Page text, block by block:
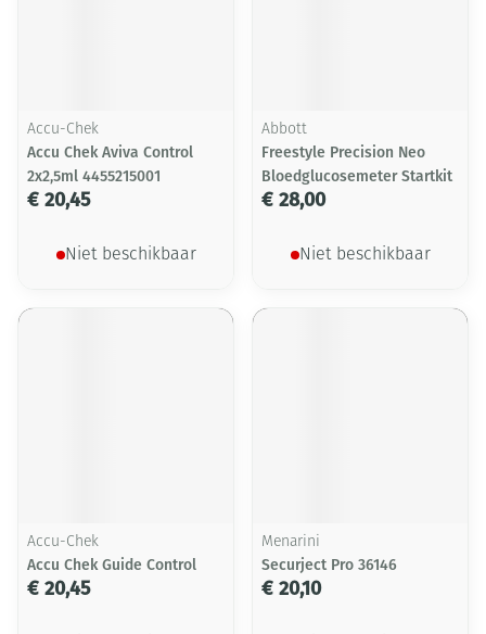
Accu-Chek
Accu Chek Aviva Control
2x2,5ml 4455215001
€ 20,45
Niet beschikbaar
Abbott
Freestyle Precision Neo
Bloedglucosemeter Startkit
€ 28,00
Niet beschikbaar
Accu-Chek
Accu Chek Guide Control
€ 20,45
Menarini
Securject Pro 36146
€ 20,10